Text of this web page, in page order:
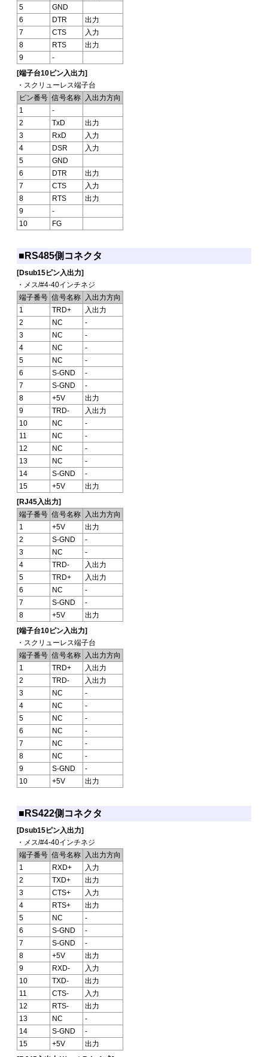
5
GND
6
DTR
出力
7
CTS
入力
8
RTS
出力
9
-
[端子台10ピン入出力]
・スクリューレス端子台
ピン番号 信号名称
入出力方向
1
-
2
TxD
出力
3
RxD
入力
4
DSR
入力
5
GND
6
DTR
出力
7
CTS
入力
8
RTS
出力
9
-
10
FG
■RS485側コネクタ
[Dsub15ピン入出力]
・メス/#4-40インチネジ
端子番号 信号名称
入出力方向
1
TRD+
入出力
2
NC
-
3
NC
-
4
NC
-
5
NC
-
6
S-GND
-
7
S-GND
-
8
+5V
出力
9
TRD-
入出力
10
NC
-
11
NC
-
12
NC
-
13
NC
-
14
S-GND
-
15
+5V
出力
[RJ45入出力]
端子番号 信号名称
入出力方向
1
+5V
出力
2
S-GND
-
3
NC
-
4
TRD-
入出力
5
TRD+
入出力
6
NC
-
7
S-GND
-
8
+5V
出力
[端子台10ピン入出力]
・スクリューレス端子台
端子番号 信号名称
入出力方向
1
TRD+
入出力
2
TRD-
入出力
3
NC
-
4
NC
-
5
NC
-
6
NC
-
7
NC
-
8
NC
-
9
S-GND
-
10
+5V 出力
■RS422側コネクタ
[Dsub15ピン入出力]
・メス/#4-40インチネジ
端子番号 信号名称
入出力方向
1
RXD+
入力
2
TXD+
出力
3
CTS+
入力
4
RTS+
出力
5
NC
-
6
S-GND
-
7
S-GND
-
8
+5V
出力
9
RXD-
入力
10
TXD-
出力
11
CTS-
入力
12
RTS-
出力
13
NC
-
14
S-GND
-
15
+5V
出力